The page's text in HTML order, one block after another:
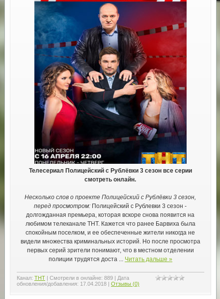
Телесериал Полицейский с Рублёвки 3 сезон все серии
смотреть онлайн.
Несколько слов о проекте Полицейский с Рублёвки 3 сезон,
перед просмотром: Полицейский с Рублевки 3 сезон -
долгожданная премьера, которая вскоре снова появится на
любимом телеканале ТНТ. Кажется что ранее Барвиха была
спокойным поселком, и ее обеспеченные жители никогда не
видели множества криминальных историй. Но после просмотра
первых серий зрители понимают, что в местном отделении
полиции трудятся доста
Читать дальше »
Канал: ТНТ| Смотрели в онлайне: 889| Дата
обновления/добавления: 17.04.2018 | Отзывы (0)